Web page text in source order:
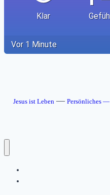
Jesus ist Leben — Persönliches —